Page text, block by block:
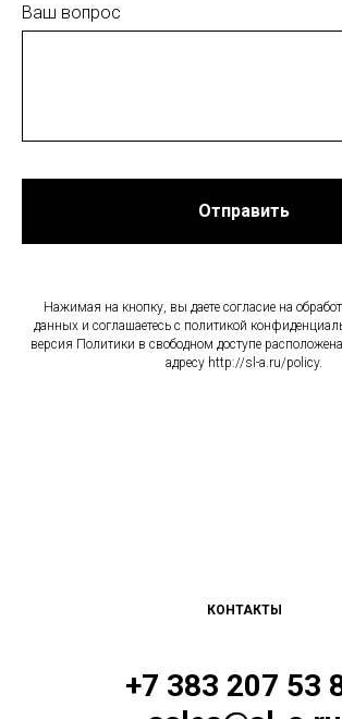
Ваш вопрос
Отправить
Нажимая на кнопку, вы даете согласие на
данных и соглашаетесь c политикой
версия Политики в свободном доступе
адресу http://sl-a.ru/policy.
КОНТАКТЫ
+7 383 207 53